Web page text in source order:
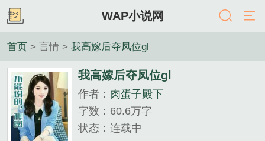
WAP小说网
首页 > 言情 > 我高嫁后夺凤位gl
我高嫁后夺凤位gl
作者： 肉蛋子殿下
字数：60.6万字
状态：连载中